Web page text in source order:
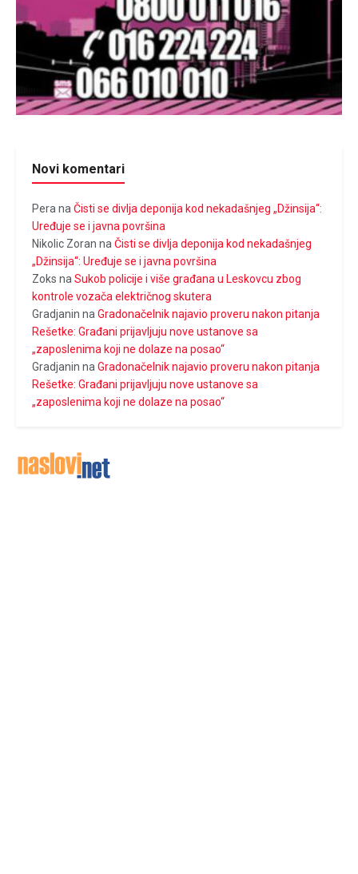
Novi komentari
PeranaČisti se divlja deponija kod nekadašnjeg „Džinsija“:
Uređuje se i javna površina
Nikolic Zoran naČisti se divlja deponija kod nekadašnjeg
„Džinsija“: Uređuje se i javna površina
Zoks naSukob policije i više građana u Leskovcu zbog
kontrole vozača električnog skutera
Gradjanin naGradonačelnik najavio proveru nakon pitanja
Rešetke: Građani prijavljuju nove ustanove sa
„zaposlenima koji ne dolaze na posao“
Gradjanin naGradonačelnik najavio proveru nakon pitanja
Rešetke: Građani prijavljuju nove ustanove sa
„zaposlenima koji ne dolaze na posao“